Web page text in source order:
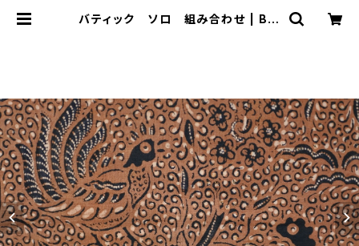
バティック ソロ 組み合わせ | Bal